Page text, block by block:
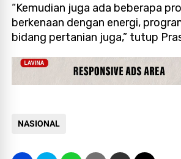
“Kemudian juga ada beberapa
berkenaan dengan energi,
bidang pertanian juga,” tutup
NASIONAL